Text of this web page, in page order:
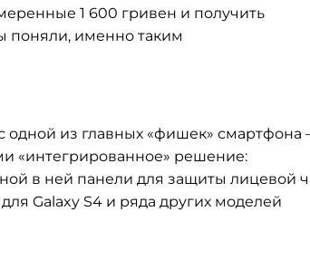
1 600 гривен и получить
поняли, именно таким
одной из главных «фишек» смартфона
«интегрированное» решение:
в ней панели для защиты лицевой
Galaxy S4 и ряда других моделей